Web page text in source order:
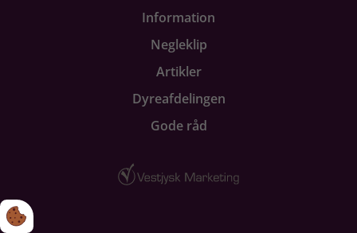
Information
Negleklip
Artikler
Dyreafdelingen
Gode råd